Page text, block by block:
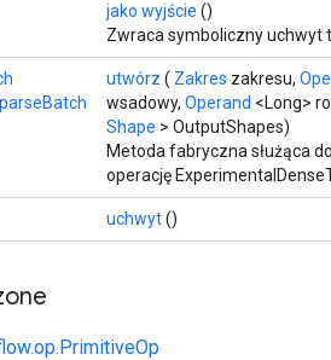
jako wyjście ()
Zwraca symboliczny uchwyt
utwórz ( Zakres zakresu,
wsadowy, Operand <Long>
Shape > OutputShapes)
Metoda fabryczna służąca
operację
uchwyt()